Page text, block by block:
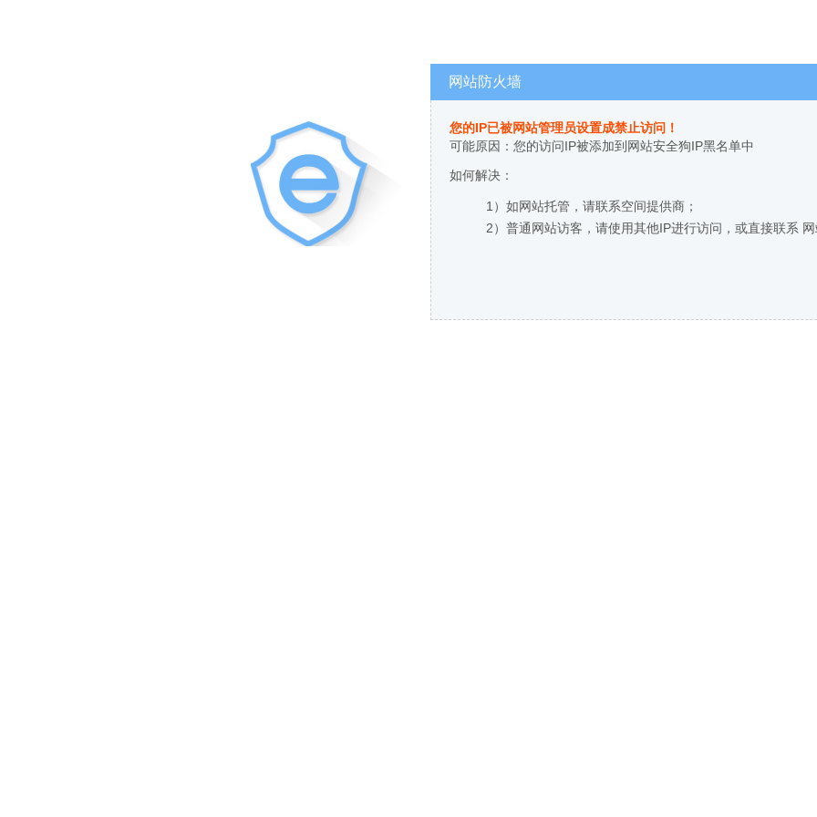
网站防火墙
您的IP已被网站管理员设置成禁止访问！
可能原因：您的访问IP被添加到网站安全狗IP黑名单中
如何解决：
1）如网站托管，请联系空间提供商；
2）普通网站访客，请使用其他IP进行访问，或直接联系 网